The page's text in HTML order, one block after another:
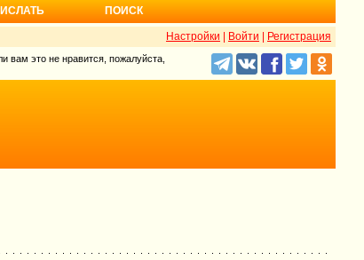
ПОИСК
Настройки Войти Регистрация
вам это не нравится, пожалуйста,